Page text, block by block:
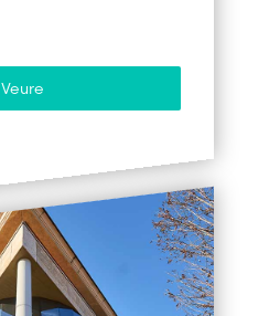
Veure